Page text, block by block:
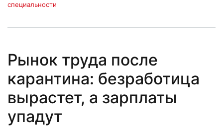
специальности
Рынок труда после
карантина: безработица
вырастет, а зарплаты
упадут